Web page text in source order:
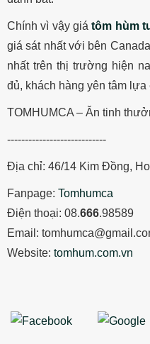
Chính vì vậy giátôm hùm
giá sát nhất với bên
nhất trên thị trường hiện
đủ, khách hàng yên tâm lựa
TOMHUMCA – Ăn tinh
----------------------------
Địa chỉ: 46/14 Kim Đồng,
Fanpage: Tomhumca
Điện thoại: 08.666.98589
Email:
Website: tomhum.com.vn